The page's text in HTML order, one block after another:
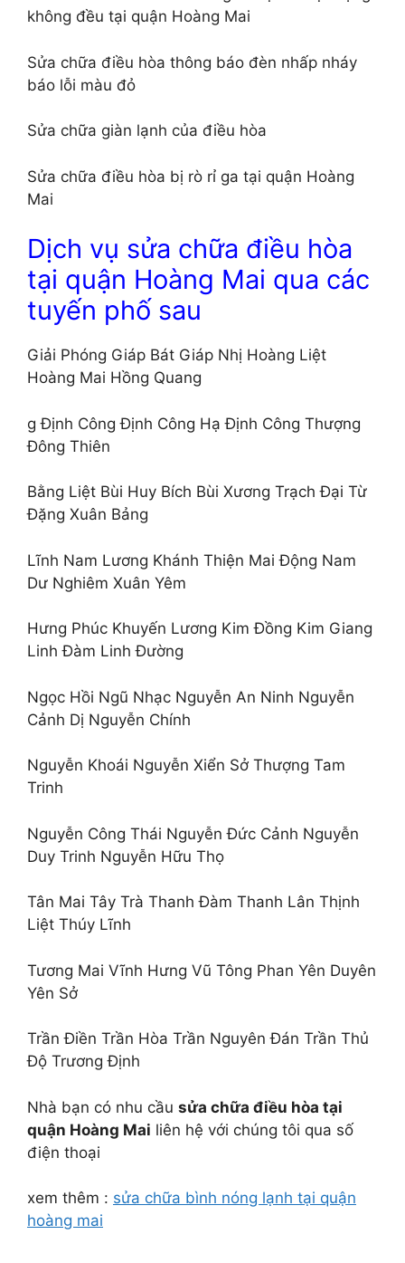
không đều tại quận Hoàng Mai
Sửa chữa điều hòa thông báo đèn nhấp nháy
báo lỗi màu đỏ
Sửa chữa giàn lạnh của điều hòa
Sửa chữa điều hòa bị rò rỉ ga tại quận Hoàng
Mai
Dịch vụ sửa chữa điều hòa
tại quận Hoàng Mai qua các
tuyến phố sau
Giải Phóng Giáp Bát Giáp Nhị Hoàng Liệt
Hoàng Mai Hồng Quang
g Định Công Định Công Hạ Định Công Thượng
Đông Thiên
Bằng Liệt Bùi Huy Bích Bùi Xương Trạch Đại Từ
Đặng Xuân Bảng
Lĩnh Nam Lương Khánh Thiện Mai Động Nam
Dư Nghiêm Xuân Yêm
Hưng Phúc Khuyến Lương Kim Đồng Kim Giang
Linh Đàm Linh Đường
Ngọc Hồi Ngũ Nhạc Nguyễn An Ninh Nguyễn
Cảnh Dị Nguyễn Chính
Nguyễn Khoái Nguyễn Xiển Sở Thượng Tam
Trinh
Nguyễn Công Thái Nguyễn Đức Cảnh Nguyễn
Duy Trinh Nguyễn Hữu Thọ
Tân Mai Tây Trà Thanh Đàm Thanh Lân Thịnh
Liệt Thúy Lĩnh
Tương Mai Vĩnh Hưng Vũ Tông Phan Yên Duyên
Yên Sở
Trần Điền Trần Hòa Trần Nguyên Đán Trần Thủ
Độ Trương Định
Nhà bạn có nhu cầu sửa chữa điều hòa tại
quận Hoàng Mai liên hệ với chúng tôi qua số
điện thoại
xem thêm : sửa chữa bình nóng lạnh tại quận
hoàng mai